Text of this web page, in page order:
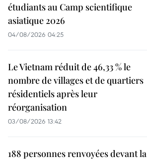
étudiants au Camp scientifique
asiatique 2026
04/08/2026 04:25
Le Vietnam réduit de 46,33 % le
nombre de villages et de quartiers
résidentiels après leur
réorganisation
03/08/2026 13:42
188 personnes renvoyées devant la